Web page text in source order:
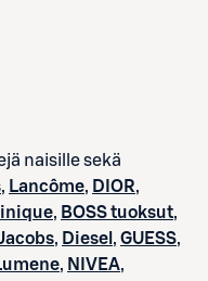
naisille sekä
, Lancôme, DIOR,
, BOSS tuoksut,
, Diesel , GUESS,
, NIVEA,